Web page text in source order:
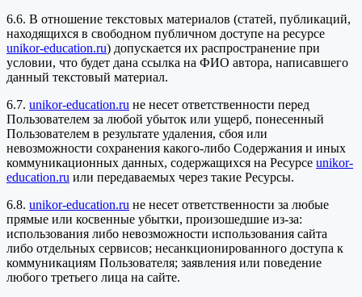
6.6. В отношение текстовых материалов (статей, публикаций,
находящихся в свободном публичном доступе на ресурсе
unikor-education.ru) допускается их распространение при
условии, что будет дана ссылка на ФИО автора, написавшего
данный текстовый материал.
6.7. unikor-education.ru не несет ответственности перед
Пользователем за любой убыток или ущерб, понесенный
Пользователем в результате удаления, сбоя или
невозможности сохранения какого-либо Содержания и иных
коммуникационных данных, содержащихся на Ресурсе unikor-
education.ru или передаваемых через такие Ресурсы.
6.8. unikor-education.ru не несет ответственности за любые
прямые или косвенные убытки, произошедшие из-за:
использования либо невозможности использования сайта
либо отдельных сервисов; несанкционированного доступа к
коммуникациям Пользователя; заявления или поведение
любого третьего лица на сайте.